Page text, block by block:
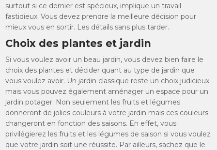
surtout si ce dernier est spécieux, implique un travail
fastidieux. Vous devez prendre la meilleure décision pour
mieux vous en sortir. Les détails sans plus tarder.
Choix des plantes et jardin
Si vous voulez avoir un beau jardin, vous devez bien faire le
choix des plantes et décider quant au type de jardin que
vous voulez avoir. Un jardin classique reste un choix judicieux
mais vous pouvez également aménager un espace pour un
jardin potager. Non seulement les fruits et légumes
donneront de jolies couleurs à votre jardin mais ces couleurs
changeront en fonction des saisons. En effet, vous
privilégierez les fruits et les légumes de saison si vous voulez
que votre jardin soit une réussite. Par ailleurs, sachez que le